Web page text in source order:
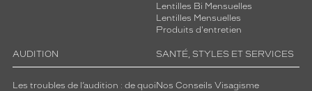
Lentilles Bi Mensuelles
Lentilles Mensuelles
Produits d'entretien
AUDITION
Les troubles de l’audition : de quoi
SANTÉ, STYLES ET SERVICES
Nos Conseils Visagisme